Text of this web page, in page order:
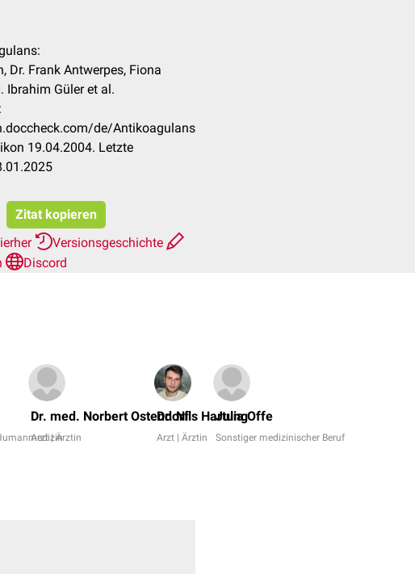
Dr. Frank Antwerpes, Fiona
Ibrahim Güler et al.
de/Antikoagulans
19.04.2004. Letzte
Zitat kopieren
Versionsgeschichte
Discord
Dr. med. Norbert Ostendorf
Arzt | Ärztin
Dr. Nils Hartung
Arzt | Ärztin
Julia Offe
Sonstiger medizinischer Beruf